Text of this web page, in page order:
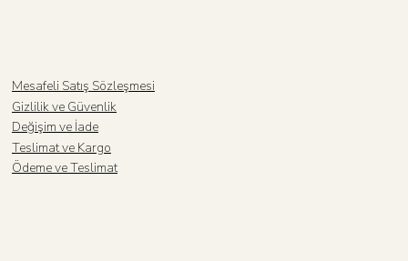
Mesafeli Satış Sözleşmesi
Gizlilik ve Güvenlik
Değişim ve İade
Teslimat ve Kargo
Ödeme ve Teslimat